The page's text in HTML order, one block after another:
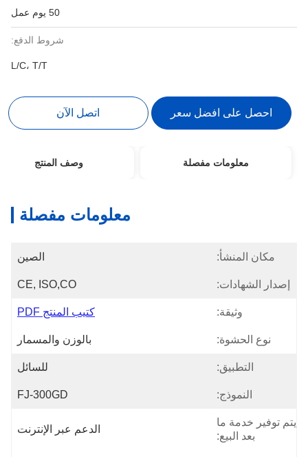
50 يوم عمل
شروط الدفع:
L/C، T/T
احصل على افضل سعر اتصل الآن
معلومات مفصلة وصف المنتج
معلومات مفصلة
مكان المنشأ: الصين
إصدار الشهادات: CE, ISO,CO
وثيقة: كتيب المنتج PDF
نوع الحشوة: بالوزن والمسمار
التطبيق: للسائل
النموذج: FJ-300GD
يتم توفير خدمة ما
بعد البيع:
الدعم عبر الإنترنت